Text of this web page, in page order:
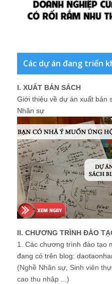
Các dự án đang triển
I. XUẤT BẢN SÁCH
Giới thiệu về dự án xuất bản
Nhân sự
II. CHƯƠNG TRÌNH ĐÀO
1. Các chương trình đào tạo
đang có trên blog:
(Nghề Nhân sự, Sinh viên
cao thu nhập ...)